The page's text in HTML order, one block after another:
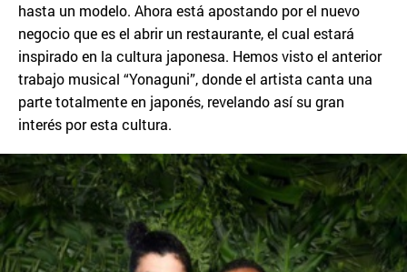
hasta un modelo. Ahora está apostando por el nuevo
negocio que es el abrir un restaurante, el cual estará
inspirado en la cultura japonesa. Hemos visto el anterior
trabajo musical “Yonaguni”, donde el artista canta una
parte totalmente en japonés, revelando así su gran
interés por esta cultura.